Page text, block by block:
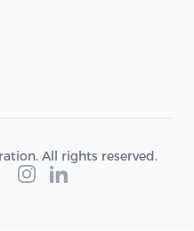
All rights reserved.